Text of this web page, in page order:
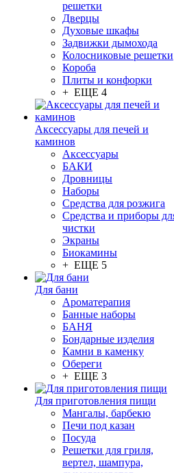
решетки
Дверцы
Духовые шкафы
Задвижки дымохода
Колосниковые решетки
Короба
Плиты и конфорки
+ ЕЩЕ 4
Аксессуары для печей и
каминов
Аксессуары
БАКИ
Дровницы
Наборы
Средства для розжига
Средства и приборы
чистки
Экраны
Биокамины
+ ЕЩЕ 5
Для бани
Ароматерапия
Банные наборы
БАНЯ
Бондарные изделия
Камни в каменку
Обереги
+ ЕЩЕ 3
Для приготовления пищи
Мангалы, барбекю
Печи под казан
Посуда
Решетки для гриля,
вертел, шампура,